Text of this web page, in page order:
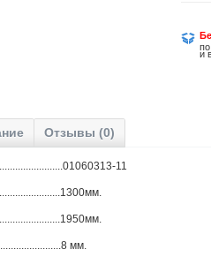
и
Отзывы (0)
11
мм.